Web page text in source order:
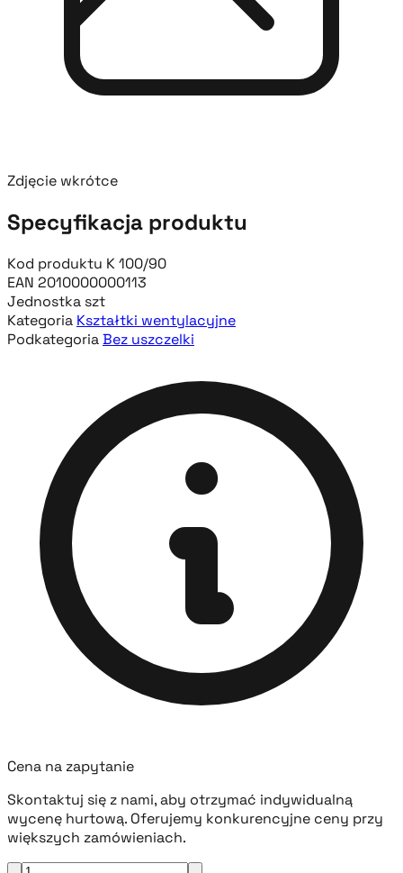
Zdjęcie wkrótce
Specyfikacja produktu
Kod produktu K 100/90
EAN 2010000000113
Jednostka szt
Kategoria Kształtki wentylacyjne
PodkategoriaBez uszczelki
Cena na zapytanie
Skontaktuj się z nami, aby otrzymać indywidualną
wycenę hurtową. Oferujemy konkurencyjne ceny przy
większych zamówieniach.